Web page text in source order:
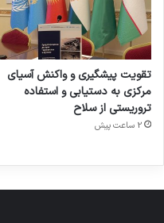
تقویت پیشگیری و واکنش آسیای
مرکزی به دستیابی و استفاده
تروریستی از سلاح
2 ساعت پیش